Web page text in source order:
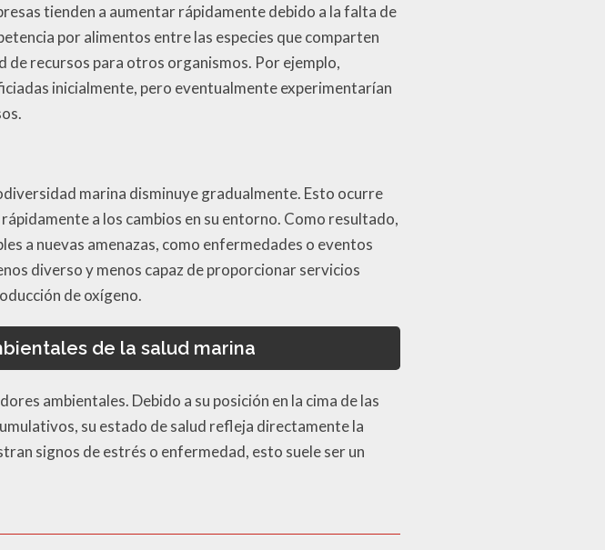
tienden a aumentar rápidamente debido a la falta de
por alimentos entre las especies que comparten
de recursos para otros organismos. Por ejemplo,
inicialmente, pero eventualmente experimentarían
marina disminuye gradualmente. Esto ocurre
a los cambios en su entorno. Como resultado,
a nuevas amenazas, como enfermedades o eventos
diverso y menos capaz de proporcionar servicios
de oxígeno.
de la salud marina
ambientales. Debido a su posición en la cima de las
su estado de salud refleja directamente la
signos de estrés o enfermedad, esto suele ser un